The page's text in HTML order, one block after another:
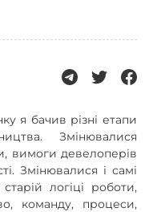
я бачив різні етапи
Змінювалися
вимоги девелоперів
Змінювалися і самі
логіці роботи,
команду, процеси,